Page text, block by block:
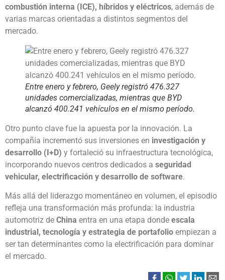
combustión interna (ICE), híbridos y eléctricos, además de
varias marcas orientadas a distintos segmentos del
mercado.
Entre enero y febrero, Geely registró 476.327
unidades comercializadas, mientras que BYD
alcanzó 400.241 vehículos en el mismo período.
Otro punto clave fue la apuesta por la innovación. La
compañía incrementó sus inversiones en investigación y
desarrollo (I+D) y fortaleció su infraestructura tecnológica,
incorporando nuevos centros dedicados a seguridad
vehicular, electrificación y desarrollo de software.
Más allá del liderazgo momentáneo en volumen, el episodio
refleja una transformación más profunda: la industria
automotriz de China entra en una etapa donde escala
industrial, tecnología y estrategia de portafolio empiezan a
ser tan determinantes como la electrificación para dominar
el mercado.